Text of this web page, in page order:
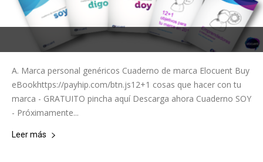
A. Marca personal genéricos Cuaderno de marca Elocuent Buy
eBookhttps://payhip.com/btn.js12+1 cosas que hacer con tu
marca - GRATUITO pincha aquí Descarga ahora Cuaderno SOY
- Próximamente...
Leer más